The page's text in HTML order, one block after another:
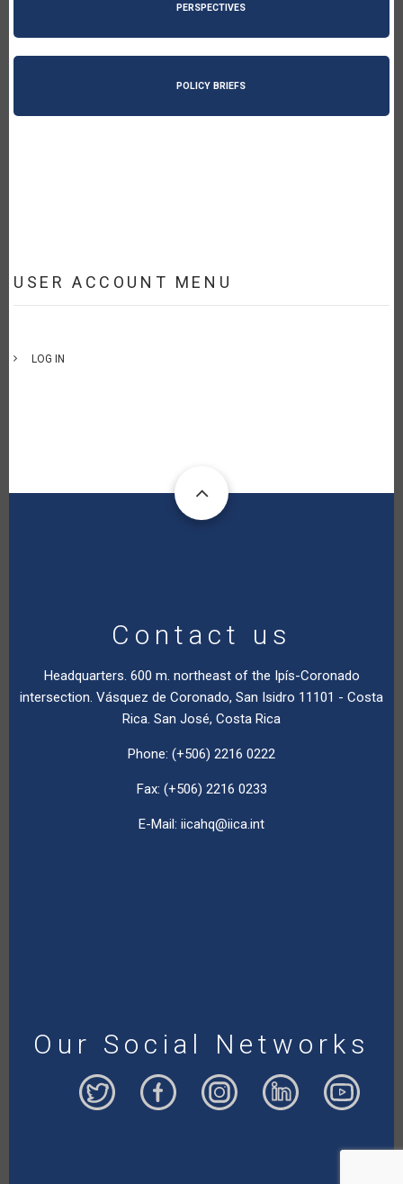
PERSPECTIVES
POLICY BRIEFS
USER ACCOUNT MENU
LOG IN
Contact us
Headquarters. 600 m. northeast of the Ipís-Coronado
intersection. Vásquez de Coronado, San Isidro 11101 - Costa
Rica. San José, Costa Rica
Phone: (+506) 2216 0222
Fax: (+506) 2216 0233
E-Mail: iicahq@iica.int
Our Social Networks